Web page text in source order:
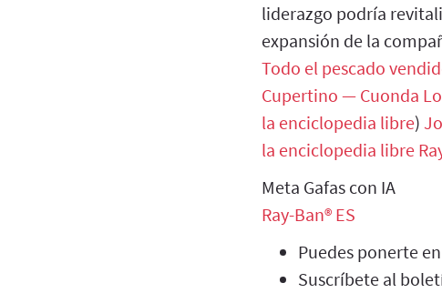
liderazgo podría
expansión de la
Todo el pescado
Cupertino — Cuonda
la enciclopedia libre)
la enciclopedia libre
Meta Gafas con IA
Ray-Ban® ES
Puedes ponerte
Suscríbete al